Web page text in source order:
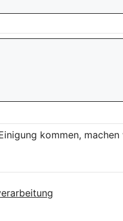
kommen,